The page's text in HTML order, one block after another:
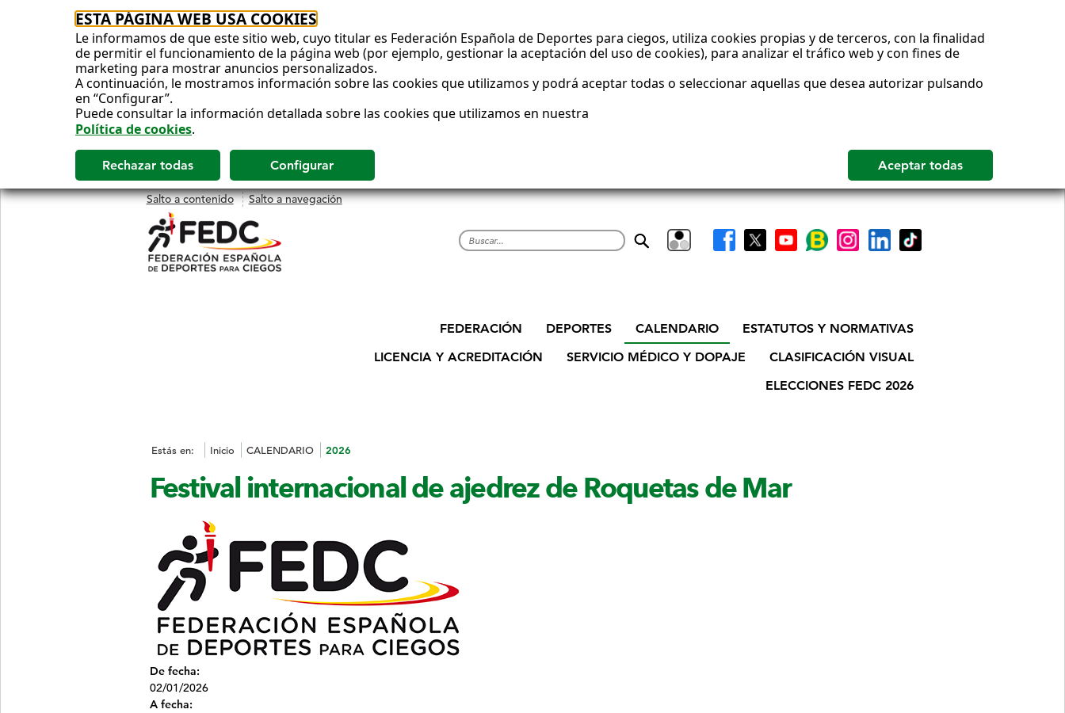
ESTA PÁGINA WEB USA COOKIES
Le informamos de que este sitio web, cuyo titular es Federación Española de Deportes para ciegos, utiliza cookies propias y de terceros, con la finalidad
de permitir el funcionamiento de la página web (por ejemplo, gestionar la aceptación del uso de cookies), para analizar el tráfico web y con fines de
marketing para mostrar anuncios personalizados.
A continuación, le mostramos información sobre las cookies que utilizamos y podrá aceptar todas o seleccionar aquellas que desea autorizar pulsando
en “Configurar”.
Puede consultar la información detallada sobre las cookies que utilizamos en nuestra
Política de cookies.
Salto a contenido Salto a navegación
Buscar
FEDERACIÓN DEPORTES CALENDARIO
ESTATUTOS Y NORMATIVAS
LICENCIA Y ACREDITACIÓN
SERVICIO MÉDICO Y DOPAJE
CLASIFICACIÓN VISUAL
ELECCIONES FEDC 2026
Estás en: Inicio CALENDARIO 2026
Festival internacional de ajedrez de Roquetas de Mar
De fecha:
02/01/2026
A fecha: